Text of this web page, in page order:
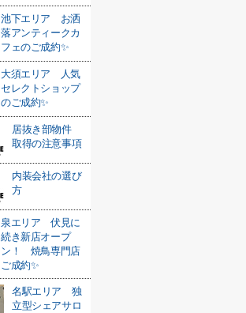
池下エリア お洒
落アンティークカ
フェのご成約✨
大須エリア 人気
セレクトショップ
のご成約✨
居抜き部物件
取得の注意事項
内装会社の選び
方
泉エリア 伏見に
続き新店オープ
ン！ 焼鳥専門店
ご成約✨
名駅エリア 独
立型シェアサロ